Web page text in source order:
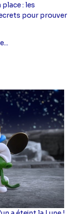
: les
pour prouver